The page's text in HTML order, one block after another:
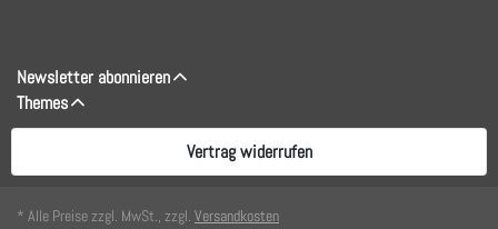
Newsletter abonnieren
Themes
Vertrag widerrufen
* Alle Preise zzgl. MwSt., zzgl. Versandkosten